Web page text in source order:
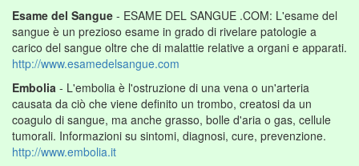
Esame del Sangue - ESAME DEL SANGUE .COM: L'esame del
sangue è un prezioso esame in grado di rivelare patologie a
carico del sangue oltre che di malattie relative a organi e apparati.
http://www.esamedelsangue.com
Embolia - L'embolia è l'ostruzione di una vena o un'arteria
causata da ciò che viene definito un trombo, creatosi da un
coagulo di sangue, ma anche grasso, bolle d'aria o gas, cellule
tumorali. Informazioni su sintomi, diagnosi, cure, prevenzione.
http://www.embolia.it